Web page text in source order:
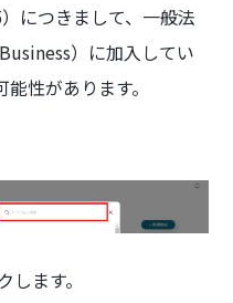
につきまして、一般法
）に加入してい
性があります。
ます。